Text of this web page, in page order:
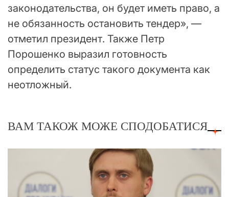
законодательства, он будет иметь право, а
не обязанность остановить тендер», —
отметил президент. Также Петр
Порошенко выразил готовность
определить статус такого документа как
неотложный.
ВАМ ТАКОЖ МОЖЕ СПОДОБАТИСЯ